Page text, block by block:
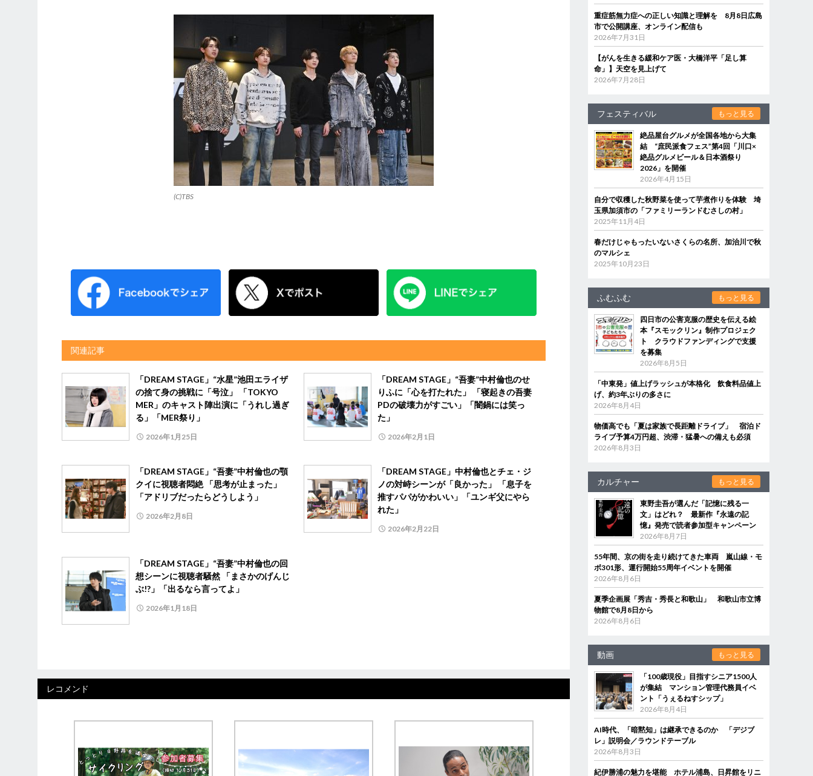
(C)TBS
関連記事
「DREAM STAGE」“水星”池田エライザ
の捨て身の挑戦に「号泣」 「TOKYO
MER」のキャスト陣出演に「うれし過ぎ
る」「MER祭り」
2026年1月25日
「DREAM STAGE」“吾妻”中村倫也のせ
りふに「心を打たれた」 「寝起きの吾妻
PDの破壊力がすごい」「闇鍋には笑っ
た」
2026年2月1日
「DREAM STAGE」“吾妻”中村倫也の顎
クイに視聴者悶絶 「思考が止まった」
「アドリブだったらどうしよう」
2026年2月8日
「DREAM STAGE」中村倫也とチェ・ジ
ノの対峙シーンが「良かった」 「息子を
推すパパがかわいい」「ユンギ父にやら
れた」
2026年2月22日
「DREAM STAGE」“吾妻”中村倫也の回
想シーンに視聴者騒然 「まさかのげんじ
ぶ!?」「出るなら言ってよ」
2026年1月18日
レコメンド
重症筋無力症への正しい知識と理解を 8月8日広島
市で公開講座、オンライン配信も
2026年7月31日
【がんを生きる緩和ケア医・大橋洋平「足し算
命」】天空を見上げて
2026年7月28日
フェスティバル もっと見る
絶品屋台グルメが全国各地から大集
結 “庶民派食フェス”第4回「川口×
絶品グルメビール＆日本酒祭り
2026」を開催
2026年4月15日
自分で収穫した秋野菜を使って芋煮作りを体験 埼
玉県加須市の「ファミリーランドむさしの村」
2025年11月4日
春だけじゃもったいないさくらの名所、加治川で秋
のマルシェ
2025年10月23日
ふむふむ もっと見る
四日市の公害克服の歴史を伝える絵
本『スモックリン』制作プロジェク
ト クラウドファンディングで支援
を募集
2026年8月5日
「中東発」値上げラッシュが本格化 飲食料品値上
げ、約3年ぶりの多さに
2026年8月4日
物価高でも「夏は家族で長距離ドライブ」 宿泊ド
ライブ予算4万円超、渋滞・猛暑への備えも必須
2026年8月3日
カルチャー もっと見る
東野圭吾が選んだ「記憶に残る一
文」はどれ？ 最新作『永遠の記
憶』発売で読者参加型キャンペーン
2026年8月7日
55年間、京の街を走り続けてきた車両 嵐山線・モ
ボ301形、運行開始55周年イベントを開催
2026年8月6日
夏季企画展「秀吉・秀長と和歌山」 和歌山市立博
物館で8月8日から
2026年8月6日
動画 もっと見る
「100歳現役」目指すシニア1500人
が集結 マンション管理代務員イベ
ント「うぇるねすシップ」
2026年8月4日
AI時代、「暗黙知」は継承できるのか 「デジブ
レ」説明会／ラウンドテーブル
2026年8月3日
紀伊勝浦の魅力を堪能 ホテル浦島、日昇館をリニ